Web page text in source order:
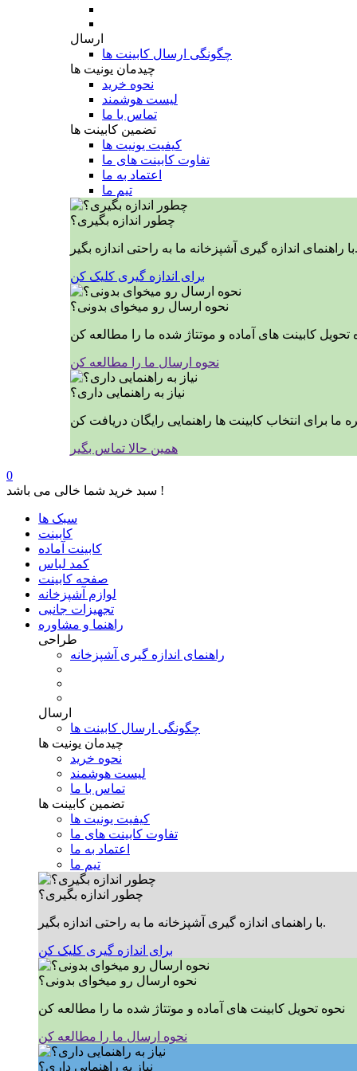
ارسال
چگونگی ارسال کابینت ها
چیدمان یونیت ها
نحوه خرید
لیست هوشمند
تماس با ما
تضمین کابینت ها
کیفیت یونیت ها
تفاوت کابینت های ما
اعتماد به ما
تیم ما
چطور اندازه بگیری؟
با راهنمای اندازه گیری آشپزخانه ما به راحتی اندازه بگیر.
برای اندازه گیری کلیک کن
نحوه ارسال رو میخوای بدونی؟
تحویل کابینت های آماده و موتتاژ شده ما را مطالعه کن
نحوه ارسال ما را مطالعه کن
نیاز به راهنمایی داری؟
همین حالا تماس بگیر
0
سبد خرید شما خالی می باشد !
سبک ها
کابینت
کابینت آماده
کمد لباس
صفحه کابینت
لوازم آشپزخانه
تجهیزات جانبی
راهنما و مشاوره
طراحی
راهنمای اندازه گیری آشپزخانه
ارسال
چگونگی ارسال کابینت ها
چیدمان یونیت ها
نحوه خرید
لیست هوشمند
تماس با ما
تضمین کابینت ها
کیفیت یونیت ها
تفاوت کابینت های ما
اعتماد به ما
تیم ما
چطور اندازه بگیری؟
با راهنمای اندازه گیری آشپزخانه ما به راحتی اندازه بگیر.
برای اندازه گیری کلیک کن
نحوه ارسال رو میخوای بدونی؟
نحوه تحویل کابینت های آماده و موتتاژ شده ما را مطالعه کن
نحوه ارسال ما را مطالعه کن
نیاز به راهنمایی داری؟